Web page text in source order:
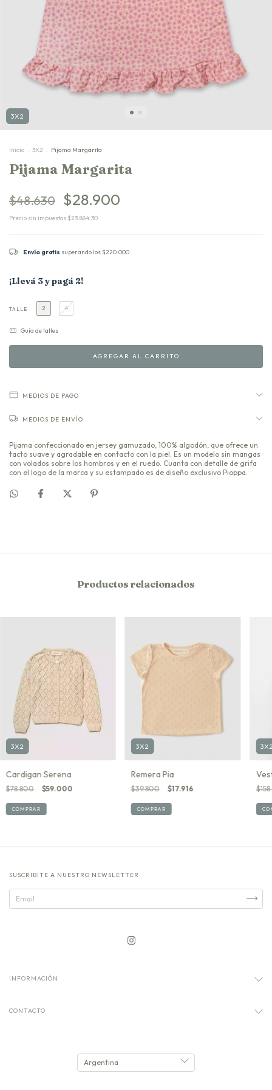
3X2
Inicio . 3X2 . Pijama Margarita
Pijama Margarita
$48.630 $28.900
Precio sin impuestos $23.884,30
Envío gratis superando los $220.000
¡Llevá 3 y pagá 2!
TALLE 2 4
Guía de talles
MEDIOS DE PAGO
MEDIOS DE ENVÍO
Pijama confeccionado en jersey gamuzado, 100% algodón, que ofrece un
tacto suave y agradable en contacto con la piel. Es un modelo sin mangas
con volados sobre los hombros y en el ruedo. Cuanta con detalle de grifa
con el logo de la marca y su estampado es de diseño exclusivo Pioppa.
Productos relacionados
3X2
Cardigan Serena
$78.800 $59.000
COMPRAR
3X2
Remera Pia
$39.800 $17.916
COMPRAR
SUSCRIBITE A NUESTRO NEWSLETTER
INFORMACIÓN
CONTACTO